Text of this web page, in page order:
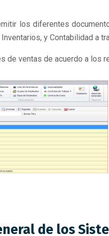
los diferentes
Inventarios, y Contabilidad a
de ventas de acuerdo a los
de los